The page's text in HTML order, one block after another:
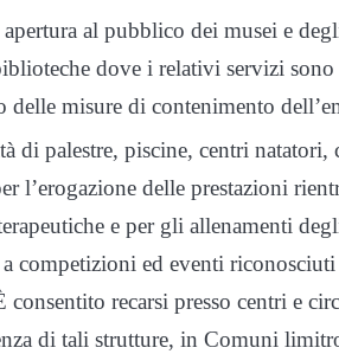
al pubblico dei musei e
dove i relativi servizi
misure di contenimento
di palestre, piscine, centri natatori,
l’erogazione delle prestazioni
e per gli allenamenti
competizioni ed eventi
recarsi presso centri e
di tali strutture, in Comuni